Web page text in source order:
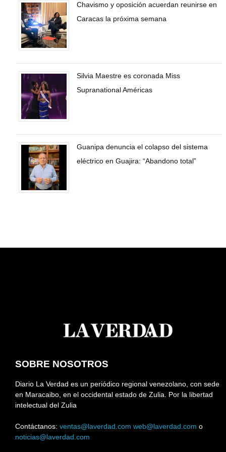
Chavismo y oposición acuerdan reunirse en
Caracas la próxima semana
Silvia Maestre es coronada Miss
Supranational Américas
Guanipa denuncia el colapso del sistema
eléctrico en Guajira: “Abandono total”
SOBRE NOSOTROS
Diario La Verdad es un periódico regional venezolano, con sede
en Maracaibo, en el occidental estado de Zulia. Por la libertad
intelectual del Zulia
Contáctanos: ventas@laverdad.com web@laverdad.com o
noticias@laverdad.com